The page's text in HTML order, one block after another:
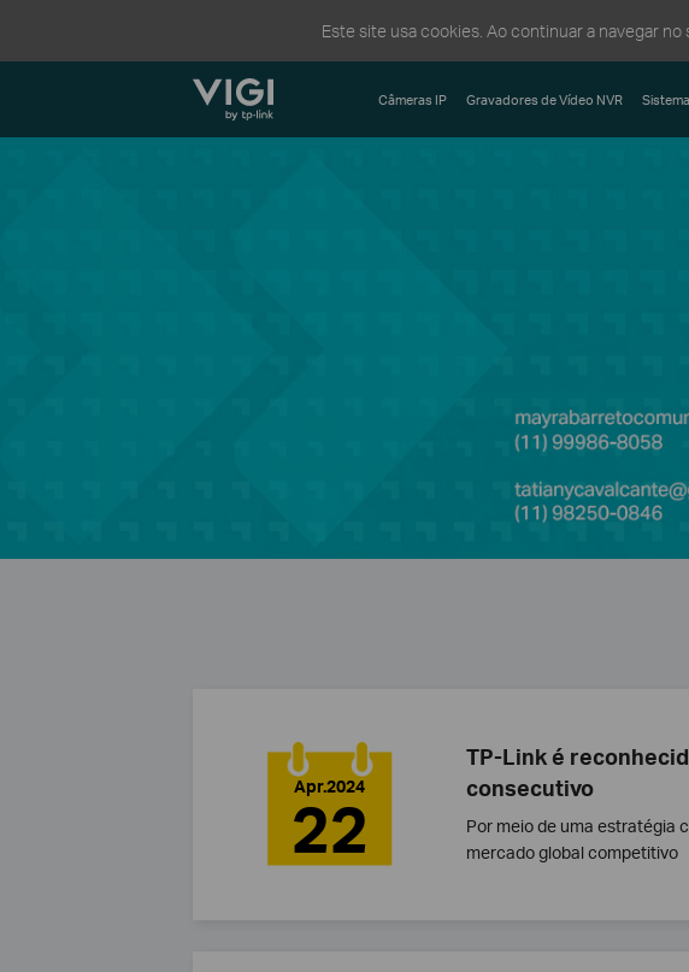
Este site usa cookies. Ao continuar a navegar
TP-Link, Reliably Smart Câmeras IP Gravadores de Vídeo NVR
Apr.2024
22
TP-Link é
consecutivo
Por meio de uma estratégia
mercado global competitivo